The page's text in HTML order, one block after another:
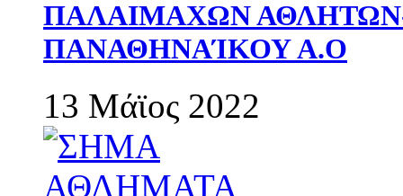
ΠΑΛΑΙΜΑΧΩΝ
ΠΑΝΑΘΗΝΑΊΚΟΥ Α.Ο
13 Μάϊος 2022